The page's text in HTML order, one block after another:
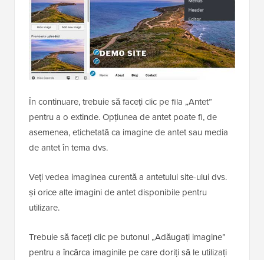
În continuare, trebuie să faceți clic pe fila „Antet”
pentru a o extinde. Opțiunea de antet poate fi, de
asemenea, etichetată ca imagine de antet sau media
de antet în tema dvs.
Veți vedea imaginea curentă a antetului site-ului dvs.
și orice alte imagini de antet disponibile pentru
utilizare.
Trebuie să faceți clic pe butonul „Adăugați imagine”
pentru a încărca imaginile pe care doriți să le utilizați